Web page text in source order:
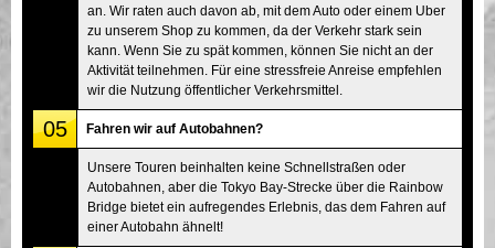
an. Wir raten auch davon ab, mit dem Auto oder einem Uber
zu unserem Shop zu kommen, da der Verkehr stark sein
kann. Wenn Sie zu spät kommen, können Sie nicht an der
Aktivität teilnehmen. Für eine stressfreie Anreise empfehlen
wir die Nutzung öffentlicher Verkehrsmittel.
05 Fahren wir auf Autobahnen?
Unsere Touren beinhalten keine Schnellstraßen oder
Autobahnen, aber die Tokyo Bay-Strecke über die Rainbow
Bridge bietet ein aufregendes Erlebnis, das dem Fahren auf
einer Autobahn ähnelt!